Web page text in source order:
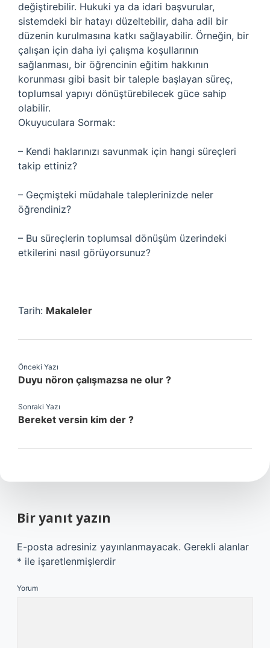
değiştirebilir. Hukuki ya da idari başvurular,
sistemdeki bir hatayı düzeltebilir, daha adil bir
düzenin kurulmasına katkı sağlayabilir. Örneğin, bir
çalışan için daha iyi çalışma koşullarının
sağlanması, bir öğrencinin eğitim hakkının
korunması gibi basit bir taleple başlayan süreç,
toplumsal yapıyı dönüştürebilecek güce sahip
olabilir.
Okuyuculara Sormak:
– Kendi haklarınızı savunmak için hangi süreçleri
takip ettiniz?
– Geçmişteki müdahale taleplerinizde neler
öğrendiniz?
– Bu süreçlerin toplumsal dönüşüm üzerindeki
etkilerini nasıl görüyorsunuz?
Tarih: Makaleler
Önceki Yazı
Duyu nöron çalışmazsa ne olur ?
Sonraki Yazı
Bereket versin kim der ?
Bir yanıt yazın
E-posta adresiniz yayınlanmayacak. Gerekli alanlar
* ile işaretlenmişlerdir
Yorum